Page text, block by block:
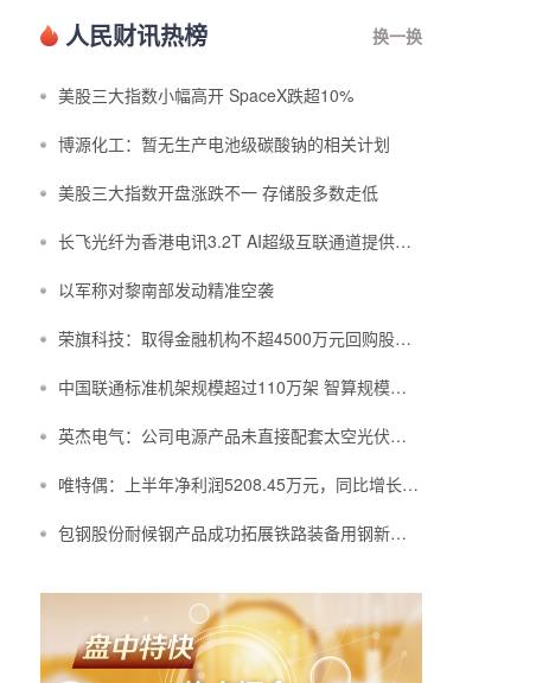
人民财讯热榜 换一换
美股三大指数小幅高开 SpaceX跌超10%
博源化工：暂无生产电池级碳酸钠的相关计划
美股三大指数开盘涨跌不一 存储股多数走低
长飞光纤为香港电讯3.2T AI超级互联通道提供空芯光纤光缆
以军称对黎南部发动精准空袭
荣旗科技：取得金融机构不超4500万元回购股份专项融资支持
中国联通标准机架规模超过110万架 智算规模达到45EFLOPS
英杰电气：公司电源产品未直接配套太空光伏项目
唯特偶：上半年净利润5208.45万元，同比增长23.47%
包钢股份耐候钢产品成功拓展铁路装备用钢新赛道